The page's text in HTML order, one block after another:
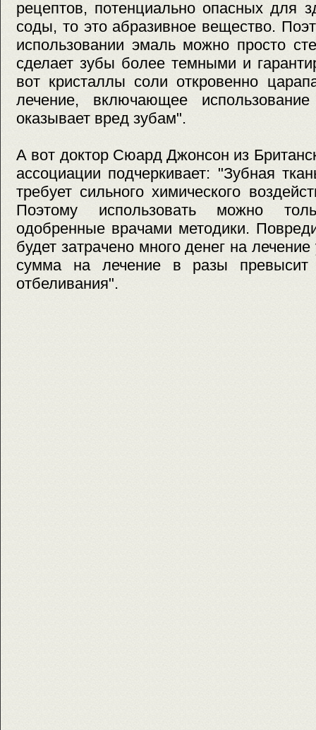
рецептов, потенциально опасных для
соды, то это абразивное вещество.
использовании эмаль можно просто
сделает зубы более темными и
вот кристаллы соли откровенно
лечение, включающее
оказывает вред зубам".
А вот доктор Сюард Джонсон из
ассоциации подчеркивает: "Зубная
требует сильного химического
Поэтому использовать можно
одобренные врачами методики.
будет затрачено много денег на
сумма на лечение в разы превысит
отбеливания".